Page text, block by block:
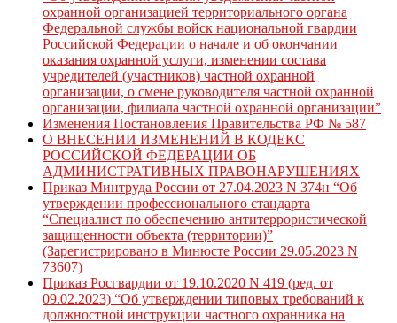
охранной организацией территориального органа
Федеральной службы войск национальной гвардии
Российской Федерации о начале и об окончании
оказания охранной услуги, изменении состава
учредителей (участников) частной охранной
организации, о смене руководителя частной охранной
организации, филиала частной охранной организации”
Изменения Постановления Правительства РФ № 587
О ВНЕСЕНИИ ИЗМЕНЕНИЙ В КОДЕКС
РОССИЙСКОЙ ФЕДЕРАЦИИ ОБ
АДМИНИСТРАТИВНЫХ ПРАВОНАРУШЕНИЯХ
Приказ Минтруда России от 27.04.2023 N 374н “Об
утверждении профессионального стандарта
“Специалист по обеспечению антитеррористической
защищенности объекта (территории)”
(Зарегистрировано в Минюсте России 29.05.2023 N
73607)
Приказ Росгвардии от 19.10.2020 N 419 (ред. от
09.02.2023) “Об утверждении типовых требований к
должностной инструкции частного охранника на